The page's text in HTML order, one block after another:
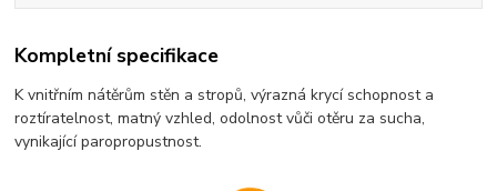
Kompletní specifikace
K vnitřním nátěrům stěn a stropů, výrazná krycí schopnost a
roztíratelnost, matný vzhled, odolnost vůči otěru za sucha,
vynikající paropropustnost.